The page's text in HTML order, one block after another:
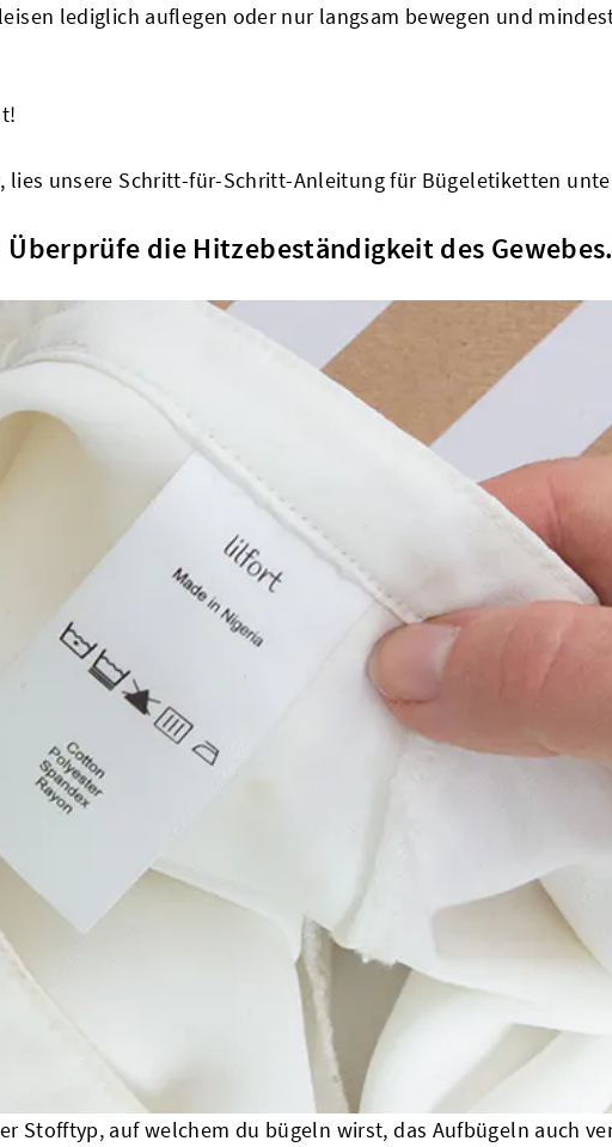
lediglich auflegen oder nur langsam bewegen und
unsere Schritt-für-Schritt-Anleitung für Bügeletiketten
die Hitzebeständigkeit des Gewebes.
Stofftyp, auf welchem du bügeln wirst, das Aufbügeln auch